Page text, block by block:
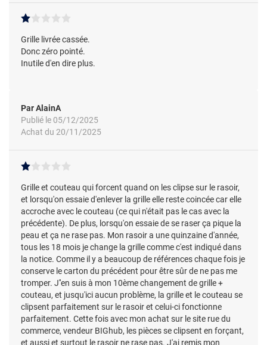
Grille livrée cassée.
Donc zéro pointé.
Inutile d'en dire plus.
Par AlainA
Publié le 05/12/2025
Achat du 20/11/2025
Grille et couteau qui forcent quand on les clipse sur le rasoir,
et lorsqu'on essaie d'enlever la grille elle reste coincée car elle
accroche avec le couteau (ce qui n'était pas le cas avec la
précédente). De plus, lorsqu'on essaie de se raser ça pique la
peau et ça ne rase pas. Mon rasoir a une quinzaine d'année,
tous les 18 mois je change la grille comme c'est indiqué dans
la notice. Comme il y a beaucoup de références chaque fois je
conserve le carton du précédent pour être sûr de ne pas me
tromper. J''en suis à mon 10ème changement de grille +
couteau, et jusqu'ici aucun problème, la grille et le couteau se
clipsent parfaitement sur le rasoir et celui-ci fonctionne
parfaitement. Cette fois avec mon achat sur le site rue du
commerce, vendeur BIGhub, les pièces se clipsent en forçant,
et aussi et surtout le rasoir ne rase pas. J'ai remis mon